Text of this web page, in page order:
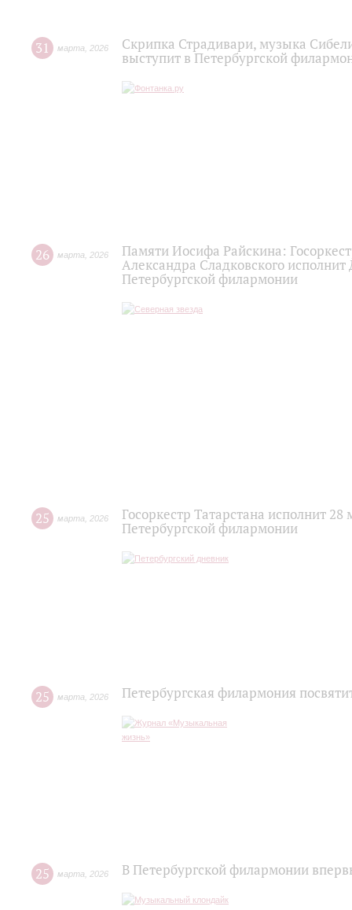
31 марта 2026
Скрипка Страдивари, музыка
выступит в Петербургской
26 марта 2026
Памяти Иосифа Райскина:
Александра Сладковского
Петербургской филармонии
25 марта 2026
Госоркестр Татарстана исполнит
Петербургской филармонии
25 марта 2026 Петербургская филармония
25 марта 2026 В Петербургской филармонии